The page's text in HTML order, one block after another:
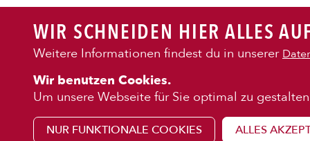
VEGI/
SALATÜber uns
Franchise
WIR SCHNEIDEN HIER ALLES
Weitere Informationen findest du in unserer
Wir benutzen Cookies.
Um unsere Webseite für Sie optimal zu
NUR FUNKTIONALE COOKIES ALLES